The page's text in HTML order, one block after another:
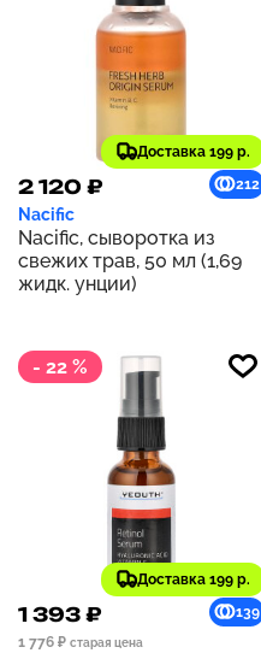
Доставка 199 р.
2 120 ₽ 212
Nacific
Nacific, сыворотка из
свежих трав, 50 мл (1,69
жидк. унции)
- 22 %
Доставка 199 р.
1 393 ₽
139
1 776 ₽ старая цена